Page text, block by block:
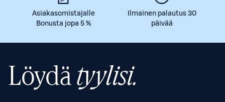
Asiakasomistajalle
Bonusta jopa 5 %
Ilmainen palautus 30
päivää
Löydätyylisi.